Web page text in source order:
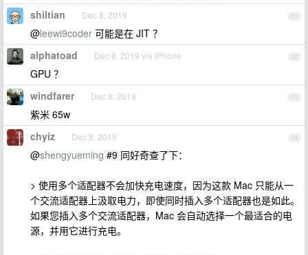
11
shiltian Dec 8, 2019
@leewi9coder 可能是在 JIT ？
12
alphatoad Dec 8, 2019 via iPhone
GPU ？
13
windfarer Dec 8, 2019
紫米 65w
14
chyiz Dec 8, 2019
@shengyueming #9 同好奇查了下：
> 使用多个适配器不会加快充电速度，因为这款 Mac 只能从一
个交流适配器上汲取电力，即使同时插入多个适配器也是如此。
如果您插入多个交流适配器，Mac 会自动选择一个最适合的电
源，并用它进行充电。